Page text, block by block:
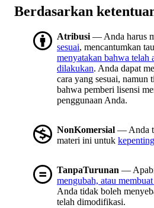
Berdasarkan
Atribusi — Anda harus
sesuai, mencantumkan
menyatakan bahwa telah
dilakukan. Anda dapat
cara yang sesuai, namun
bahwa pemberi lisensi
penggunaan Anda.
NonKomersial — Anda
materi ini untuk
TanpaTurunan —
mengubah, atau
Anda tidak boleh
telah dimodifikasi.